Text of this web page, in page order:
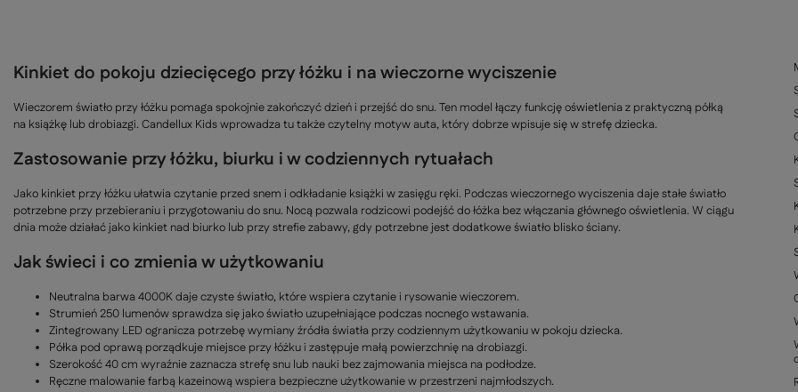
Kinkiet do pokoju dziecięcego przy łóżku i na wieczorne wyciszenie
Wieczorem światło przy łóżku pomaga spokojnie zakończyć dzień i przejść do snu. Ten model łączy funkcję oświetlenia z praktyczną półką
na książkę lub drobiazgi. Candellux Kids wprowadza tu także czytelny motyw auta, który dobrze wpisuje się w strefę dziecka.
Zastosowanie przy łóżku, biurku i w codziennych rytuałach
Jako kinkiet przy łóżku ułatwia czytanie przed snem i odkładanie książki w zasięgu ręki. Podczas wieczornego wyciszenia daje stałe światło
potrzebne przy przebieraniu i przygotowaniu do snu. Nocą pozwala rodzicowi podejść do łóżka bez włączania głównego oświetlenia. W ciągu
dnia może działać jako kinkiet nad biurko lub przy strefie zabawy, gdy potrzebne jest dodatkowe światło blisko ściany.
Jak świeci i co zmienia w użytkowaniu
Neutralna barwa 4000K daje czyste światło, które wspiera czytanie i rysowanie wieczorem.
Strumień 250 lumenów sprawdza się jako światło uzupełniające podczas nocnego wstawania.
Zintegrowany LED ogranicza potrzebę wymiany źródła światła przy codziennym użytkowaniu w pokoju dziecka.
Półka pod oprawą porządkuje miejsce przy łóżku i zastępuje małą powierzchnię na drobiazgi.
Szerokość 40 cm wyraźnie zaznacza strefę snu lub nauki bez zajmowania miejsca na podłodze.
Ręczne malowanie farbą kazeinową wspiera bezpieczne użytkowanie w przestrzeni najmłodszych.